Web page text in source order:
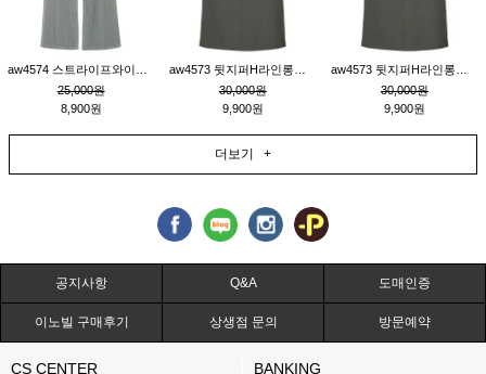
25,000원
8,900원
30,000원
9,900원
30,000원
9,900원
더보기 +
공지사항 Q&A 도매인증
이노빌 구매후기 상생점 문의 방문예약
CS CENTER BANKING